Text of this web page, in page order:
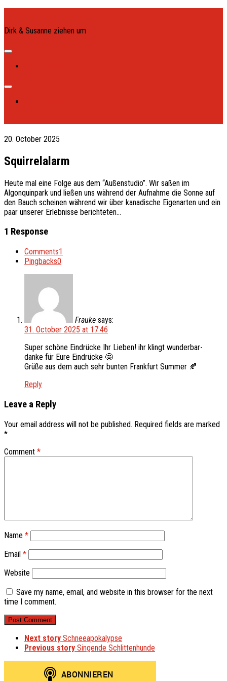
content
Dirk & Susanne ziehen um
Expand
Expand
20. October 2025
Squirrelalarm
Heute mal eine Folge aus dem “Außenstudio”. Wir saßen im
Algonquinpark und ließen uns während der Aufnahme die Sonne auf
den Bauch scheinen während wir über kanadische Eigenarten und ein
paar unserer Erlebnisse berichteten…
1 Response
Comments1
Pingbacks0
Frauke says:
31. October 2025 at 17:46
Super schöne Eindrücke Ihr Lieben! ihr klingt wunderbar-
danke für Eure Eindrücke 🤩
Grüße aus dem auch sehr bunten Frankfurt Summer 🍂
Reply
Leave a Reply
Your email address will not be published. Required fields are marked
*
Comment *
Name *
Email *
Website
Save my name, email, and website in this browser for the next
time I comment.
Next story Schneeapokalypse
Previous story Singende Schlittenhunde